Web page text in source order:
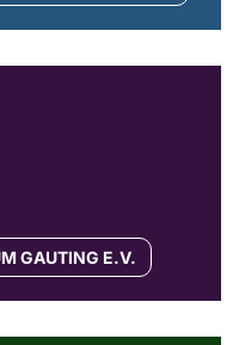
GAUTING E.V.